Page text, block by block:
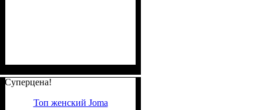
Суперцена!
Топ женский Joma